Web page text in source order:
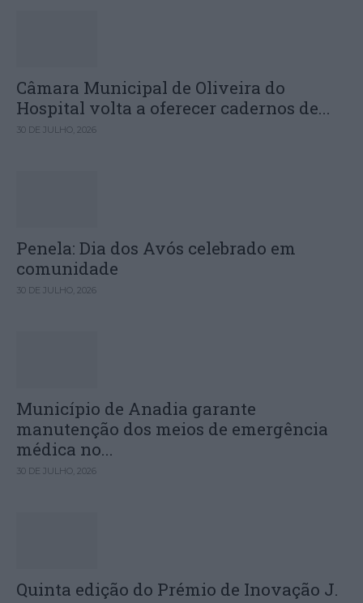
Câmara Municipal de Oliveira do
Hospital volta a oferecer cadernos de...
30 DE JULHO, 2026
Penela: Dia dos Avós celebrado em
comunidade
30 DE JULHO, 2026
Município de Anadia garante
manutenção dos meios de emergência
médica no...
30 DE JULHO, 2026
Quinta edição do Prémio de Inovação J.